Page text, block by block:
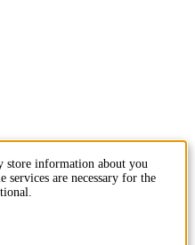
store information about you
services are necessary for the